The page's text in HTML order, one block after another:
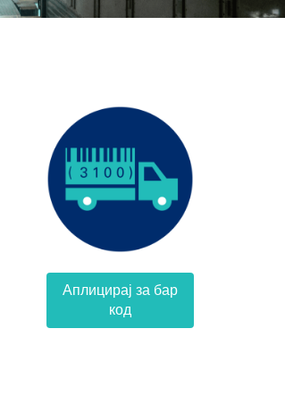
Аплицирај за бар
код